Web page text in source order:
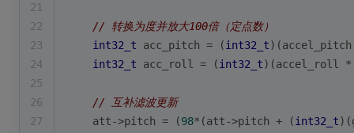
21
22
// 转换为度并放大100倍（定点数）
23
int32_t acc_pitch = (int32_t
24
int32_t acc_roll = (int32_t)(accel_roll
25
26
// 互补滤波更新
27
    att->pitch = (
98*(att->pitch + (int32_t